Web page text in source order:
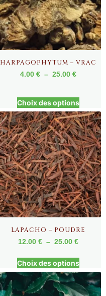
HARPAGOPHYTUM – VRAC
4.00 € – 25.00 €
Choix des options
LAPACHO – POUDRE
12.00 € – 25.00 €
Choix des options